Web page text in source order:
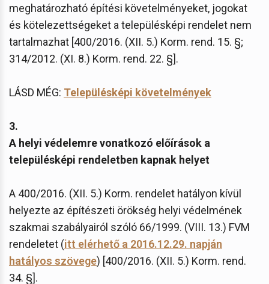
meghatározható építési követelményeket, jogokat
és kötelezettségeket a településképi rendelet nem
tartalmazhat [400/2016. (XII. 5.) Korm. rend. 15. §;
314/2012. (XI. 8.) Korm. rend. 22. §].
LÁSD MÉG: Településképi követelmények
3.
A helyi védelemre vonatkozó előírások a
településképi rendeletben kapnak helyet
A 400/2016. (XII. 5.) Korm. rendelet hatályon kívül
helyezte az építészeti örökség helyi védelmének
szakmai szabályairól szóló 66/1999. (VIII. 13.) FVM
rendeletet (itt elérhető a 2016.12.29. napján
hatályos szövege) [400/2016. (XII. 5.) Korm. rend.
34. §].